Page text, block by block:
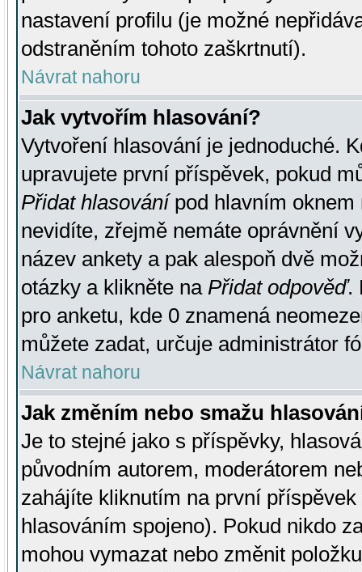
nastavení profilu (je možné
odstraněním tohoto zaškrtnutí).
Návrat nahoru
Jak vytvořím hlasování?
Vytvoření hlasování je jednoduché.
upravujete první příspěvek, pokud
Přidat hlasovánípod hlavním oknem
nevidíte, zřejmě nemáte oprávnění
název ankety a pak alespoň dvě
otázky a klikněte na Přidat odpověď.
pro anketu, kde 0 znamená
můžete zadat, určuje administrátor
Návrat nahoru
Jak změním nebo smažu
Je to stejné jako s příspěvky,
původním autorem, moderátorem
zahájíte kliknutím na první
hlasováním spojeno). Pokud nikdo
mohou vymazat nebo změnit